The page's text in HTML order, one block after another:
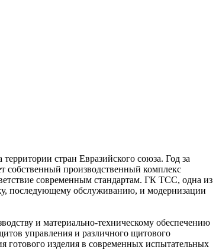
стран Евразийского союза. Год за
собственный производственный комплекс
современным стандартам. ГК ТСС, одна из
последующему обслуживанию, и модернизации
и материально-техническому обеспечению
управления и различного щитового
готового изделия в современных испытательных